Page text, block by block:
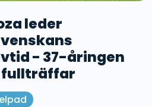
leder
- 37-åringen
fullträffar